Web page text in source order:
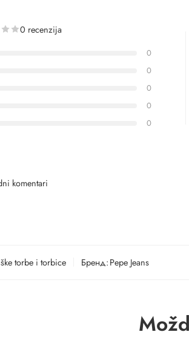
0 recenzija
0
0
0
0
0
komentari
torbe i torbice Бренд:Pepe Jeans